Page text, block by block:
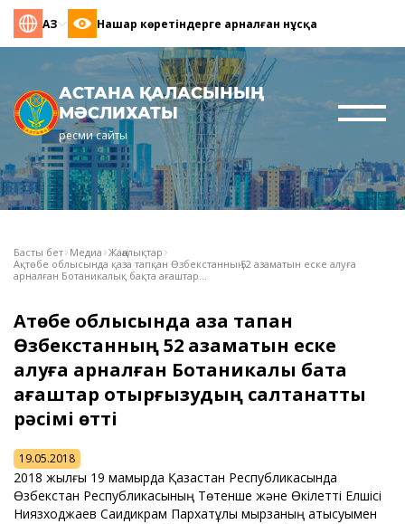
ҚАЗ Нашар көретіндерге арналған нұсқа
АСТАНА ҚАЛАСЫНЫҢ
МӘСЛИХАТЫ
ресми сайты
Басты бет Медиа Жаңалықтар
Ақтөбе облысында қаза тапқан Өзбекстанның 52 азаматын еске алуға
арналған Ботаникалық бақта ағаштар...
Ақтөбе облысында қаза тапқан
Өзбекстанның 52 азаматын еске
алуға арналған Ботаникалық бақта
ағаштар отырғызудың салтанатты
рәсімі өтті
19.05.2018
2018 жылғы 19 мамырда Қазақстан Республикасында
Өзбекстан Республикасының Төтенше және Өкілетті Елшісі
Ниязходжаев Саидикрам Пархатұлы мырзаның қатысуымен